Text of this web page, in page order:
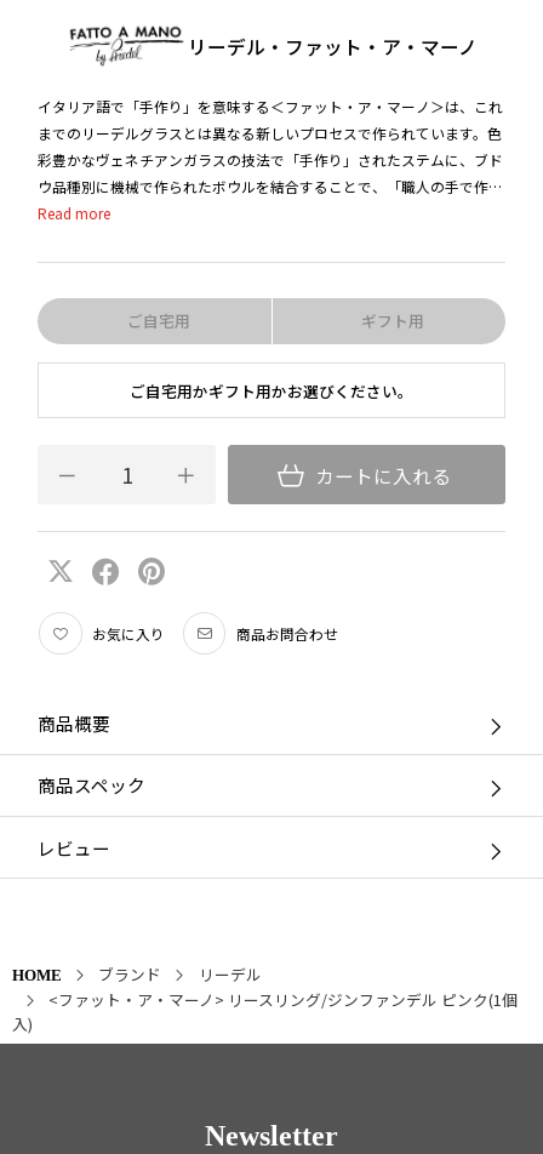
リーデル・ファット・ア・マーノ
イタリア語で「手作り」を意味する＜ファット・ア・マーノ＞は、これ
までのリーデルグラスとは異なる新しいプロセスで作られています。色
彩豊かなヴェネチアンガラスの技法で「手作り」されたステムに、ブド
ウ品種別に機械で作られたボウルを結合することで、「職人の手で作ら
れたステムの感触、色彩豊かな美しさ、ワインの個性を引き出す完成度
イコストパフォーマンスシリーズです。
ステムのカラーはホワイト、イエロー、レッド、ダークブルー、グリー
ン、ブラック、ピンク、オパールバイオレット、オレンジ、ターコイ
計72種類の基本ラインナップ。自由な発想でテーブルコーディネート
ご自宅用 ギフト用
ご自宅用かギフト用かお選びください。
カートに入れる
お気に入り 商品お問合わせ
商品概要
商品スペック
レビュー
HOME ブランド
リーデル
<ファット・ア・マーノ> リースリング/ジンファンデル ピンク(1個
入)
Newsletter